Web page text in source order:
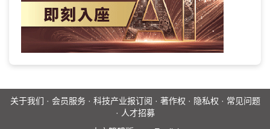
关于我们 · 会员服务· 科技产业报订阅 · 著作权 · 隐私权 · 常见问题
· 人才招募